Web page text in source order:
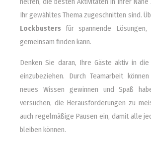
Ihr gewähltes Thema zugeschnitten sind.
Lockbusters für spannende
gemeinsam finden kann.
Denken Sie daran, Ihre Gäste aktiv in die
einzubeziehen. Durch Teamarbeit
neues Wissen gewinnen und Spaß
versuchen, die Herausforderungen zu
auch regelmäßige Pausen ein, damit alle
bleiben können.